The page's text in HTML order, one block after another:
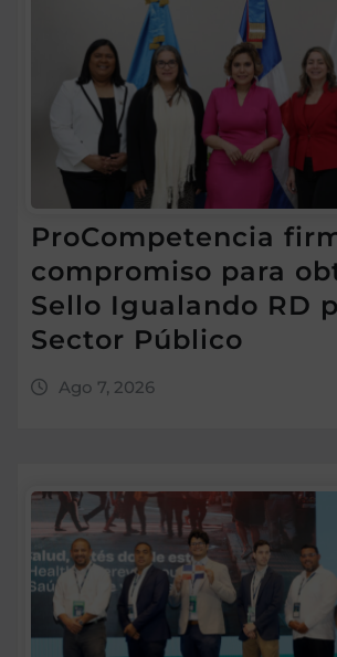
ProCompetencia
compromiso para
Sello Igualando RD
Sector Público
Ago 7, 2026